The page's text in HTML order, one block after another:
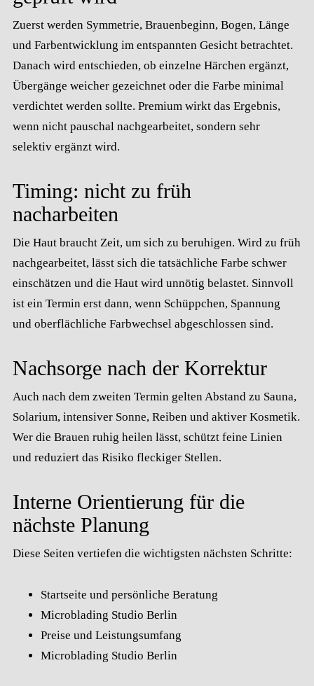
Zuerst werden Symmetrie, Brauenbeginn, Bogen, Länge
und Farbentwicklung im entspannten Gesicht betrachtet.
Danach wird entschieden, ob einzelne Härchen ergänzt,
Übergänge weicher gezeichnet oder die Farbe minimal
verdichtet werden sollte. Premium wirkt das Ergebnis,
wenn nicht pauschal nachgearbeitet, sondern sehr
selektiv ergänzt wird.
Timing: nicht zu früh
nacharbeiten
Die Haut braucht Zeit, um sich zu beruhigen. Wird zu früh
nachgearbeitet, lässt sich die tatsächliche Farbe schwer
einschätzen und die Haut wird unnötig belastet. Sinnvoll
ist ein Termin erst dann, wenn Schüppchen, Spannung
und oberflächliche Farbwechsel abgeschlossen sind.
Nachsorge nach der Korrektur
Auch nach dem zweiten Termin gelten Abstand zu Sauna,
Solarium, intensiver Sonne, Reiben und aktiver Kosmetik.
Wer die Brauen ruhig heilen lässt, schützt feine Linien
und reduziert das Risiko fleckiger Stellen.
Interne Orientierung für die
nächste Planung
Diese Seiten vertiefen die wichtigsten nächsten Schritte:
Startseite und persönliche Beratung
Microblading Studio Berlin
Preise und Leistungsumfang
Microblading Studio Berlin